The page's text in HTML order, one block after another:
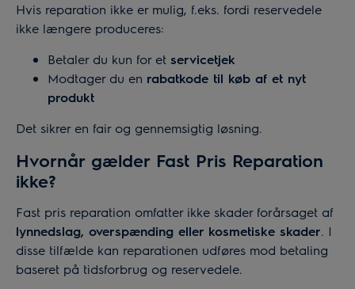
Hvis reparation ikke er mulig, f.eks. fordi reservedele
ikke længere produceres:
Betaler du kun for et servicetjek
Modtager du en rabatkode til køb af et nyt
produkt
Det sikrer en fair og gennemsigtig løsning.
Hvornår gælder Fast Pris Reparation
ikke?
Fast pris reparation omfatter ikke skader forårsaget af
lynnedslag, overspænding eller kosmetiske skader. I
disse tilfælde kan reparationen udføres mod betaling
baseret på tidsforbrug og reservedele.